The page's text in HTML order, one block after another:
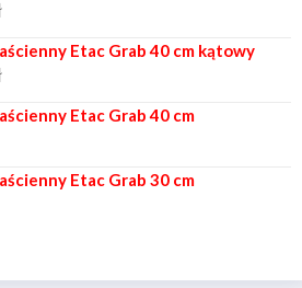
Etac Grab 40 cm kątowy
Etac Grab 40 cm
Etac Grab 30 cm